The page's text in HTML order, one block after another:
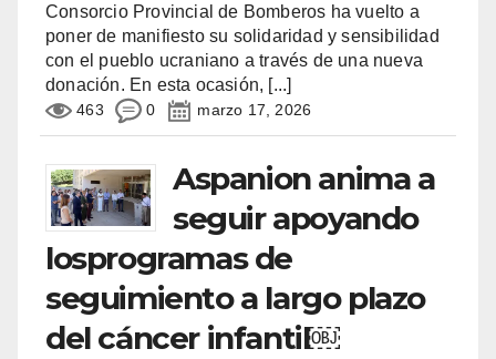
Consorcio Provincial de Bomberos ha vuelto a
poner de manifiesto su solidaridad y sensibilidad
con el pueblo ucraniano a través de una nueva
donación. En esta ocasión, [...]
463 0 marzo 17, 2026
Aspanion anima a
seguir apoyando
losprogramas de
seguimiento a largo plazo
del cáncer infantil￼